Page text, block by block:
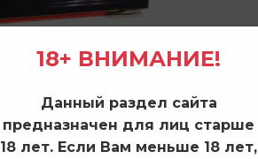
18+ ВНИМАНИЕ!
Данный раздел сайта
предназначен для лиц старше
18 лет. Если Вам меньше 18 лет,